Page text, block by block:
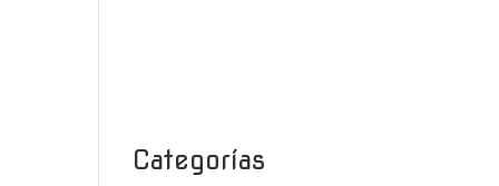
Categorías